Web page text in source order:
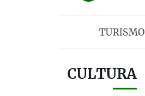
TURISMO
CULTURA